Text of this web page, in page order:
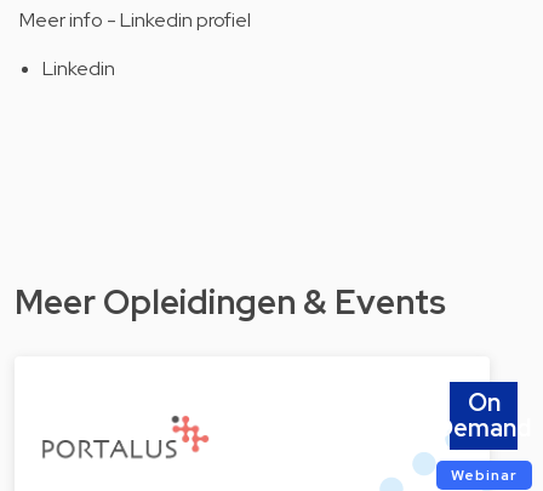
Meer info - Linkedin profiel
Linkedin
Meer Opleidingen & Events
On
Demand
Webinar